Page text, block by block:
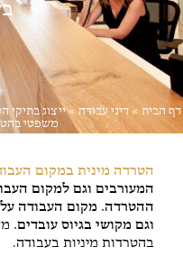
דף הבית »דיני עבודה»ייצוג בתיקי
משפטי
הטרדה מינית במקום
המעורבים וגם למקום
ההטרדה. מקום העבודה
וגם מקושי בגיוס עובדים.
בהטרדות מיניות בעבודה.